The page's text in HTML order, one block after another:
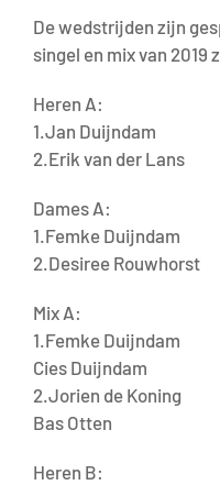
De wedstrijden zijn
singel en mix van 2019
Heren A:
1.Jan Duijndam
2.Erik van der Lans
Dames A:
1.Femke Duijndam
2.Desiree Rouwhorst
Mix A:
1.Femke Duijndam
Cies Duijndam
2.Jorien de Koning
Bas Otten
Heren B: